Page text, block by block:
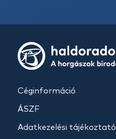
Céginformáció
ÁSZF
Adatkezelési tájékoztató